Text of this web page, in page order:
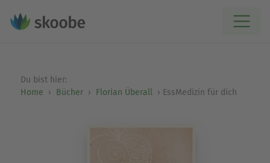
Du bist hier:
Home
Bücher Florian Überall EssMedizin für dich